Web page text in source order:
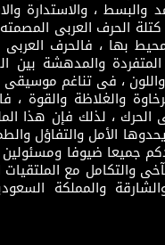
والبسط ، والاستدارة
الحرف العربى
بها ، فالحرف
والمدهشة بين
واللون ، فى تناغم
والغلاظة والقوة ،
الحرك ، لذلك فإن هذا
الأمل والتفاؤل
جميعا ضيوفا
والتكامل مع
والمملكة